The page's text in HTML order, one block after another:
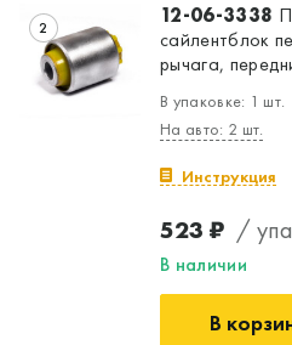
2 12-06-3338
сайлентблок
рычага,
В упаковке: 1 шт.
На авто: 2 шт.
Инструкция
523 ₽ /
В наличии
В